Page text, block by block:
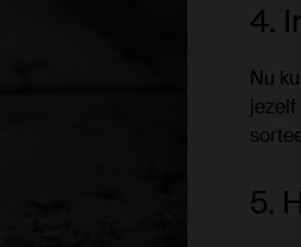
4.
Nu
5.